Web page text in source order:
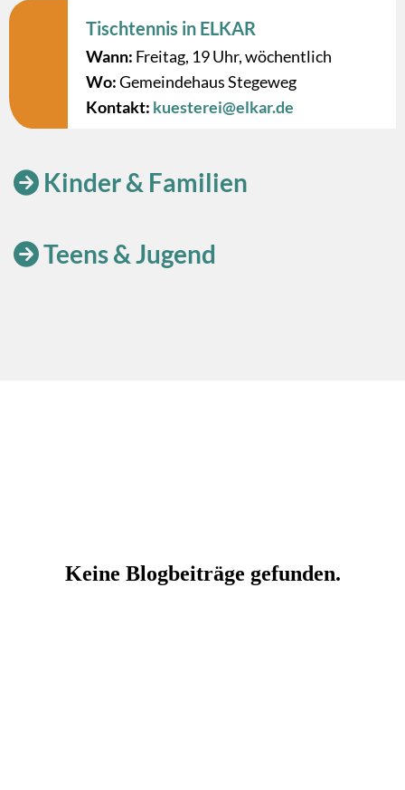
Tischtennis in ELKAR
Wann: Freitag, 19 Uhr, wöchentlich
Wo:Gemeindehaus Stegeweg
Kontakt: kuesterei@elkar.de
 Kinder & Familien
Teens & Jugend